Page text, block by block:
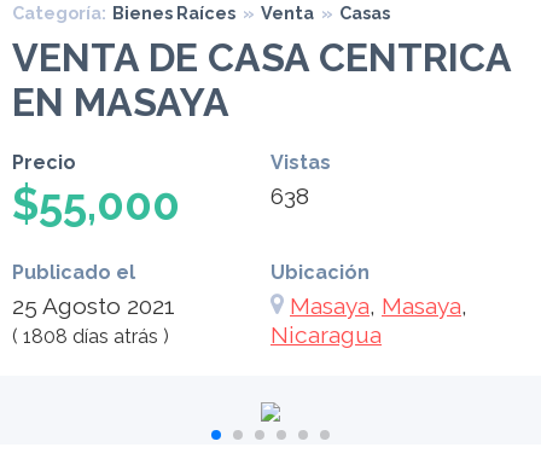
Categoría: Bienes Raíces » Venta » Casas
VENTA DE CASA CENTRICA
EN MASAYA
Precio
$55,000
Vistas
638
Publicado el
25 Agosto 2021
( 1808 días atrás )
Ubicación
Masaya, Masaya,
Nicaragua